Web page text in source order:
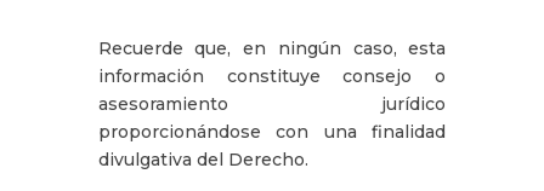
Recuerde que, en ningún caso, esta
información constituye consejo o
asesoramiento jurídico
proporcionándose con una finalidad
divulgativa del Derecho.